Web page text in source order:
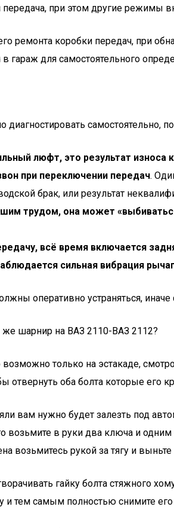
передача, при этом другие режимы
ремонта коробки передач, при
гараж для самостоятельного
самостоятельно,
люфт, это результат износа
при переключении передач.
брак, или результат
трудом, она может
всё время включается
сильная вибрация
оперативно устраняться,
же шарнир на ВАЗ 2110-ВАЗ 2112?
только на эстакаде,
отвернуть оба болта которые его
вам нужно будет залезть под
возьмите в руки два ключа и одним
возьмитесь рукой за тягу и
гайку болта стяжного
и тем самым полностью снимите